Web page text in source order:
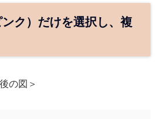
ンク）だけを選択し、複
の図＞